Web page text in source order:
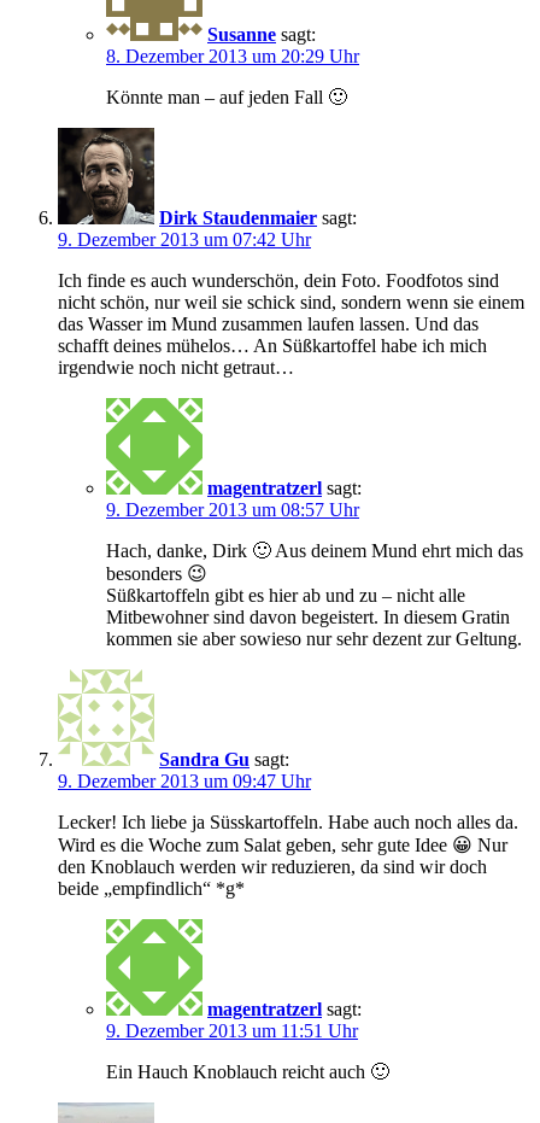
Susanne sagt:
8. Dezember 2013 um 20:29 Uhr
Könnte man – auf jeden Fall 🙂
Dirk Staudenmaier sagt:
9. Dezember 2013 um 07:42 Uhr
Ich finde es auch wunderschön, dein Foto. Foodfotos sind
nicht schön, nur weil sie schick sind, sondern wenn sie einem
das Wasser im Mund zusammen laufen lassen. Und das
schafft deines mühelos… An Süßkartoffel habe ich mich
irgendwie noch nicht getraut…
magentratzerl sagt:
9. Dezember 2013 um 08:57 Uhr
Hach, danke, Dirk 🙂 Aus deinem Mund ehrt mich das
besonders 😉
Süßkartoffeln gibt es hier ab und zu – nicht alle
Mitbewohner sind davon begeistert. In diesem Gratin
kommen sie aber sowieso nur sehr dezent zur Geltung.
Sandra Gu sagt:
9. Dezember 2013 um 09:47 Uhr
Lecker! Ich liebe ja Süsskartoffeln. Habe auch noch alles da.
Wird es die Woche zum Salat geben, sehr gute Idee 😀 Nur
den Knoblauch werden wir reduzieren, da sind wir doch
beide „empfindlich“ *g*
magentratzerl sagt:
9. Dezember 2013 um 11:51 Uhr
Ein Hauch Knoblauch reicht auch 🙂